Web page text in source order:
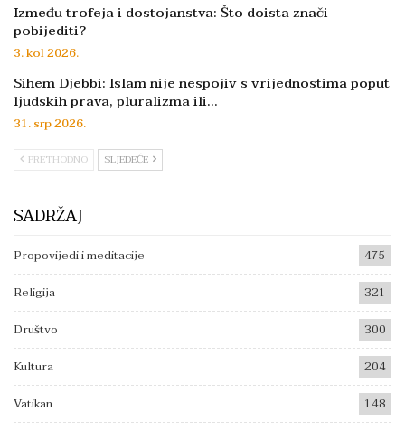
Između trofeja i dostojanstva: Što doista znači
pobijediti?
3. kol 2026.
Sihem Djebbi: Islam nije nespojiv s vrijednostima poput
ljudskih prava, pluralizma ili…
31. srp 2026.
PRETHODNO SLJEDEĆE
SADRŽAJ
Propovijedi i meditacije
475
Religija
321
Društvo
300
Kultura
204
Vatikan
148